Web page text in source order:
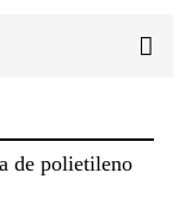
de polietileno